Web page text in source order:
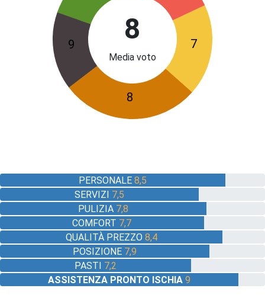
8
Media voto
7
8
9
PERSONALE 8,5
SERVIZI 7,5
PULIZIA 7,8
COMFORT 7,7
QUALITÀ PREZZO 8,4
POSIZIONE 7,9
PASTI 7,2
ASSISTENZA PRONTO ISCHIA 9